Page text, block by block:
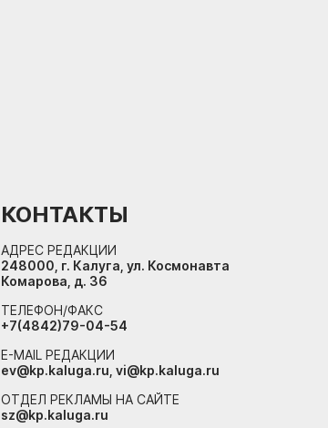
КОНТАКТЫ
АДРЕС РЕДАКЦИИ
248000, г. Калуга, ул. Космонавта
Комарова, д. 36
ТЕЛЕФОН/ФАКС
+7(4842)79-04-54
E-MAIL РЕДАКЦИИ
ev@kp.kaluga.ru, vi@kp.kaluga.ru
ОТДЕЛ РЕКЛАМЫ НА САЙТЕ
sz@kp.kaluga.ru